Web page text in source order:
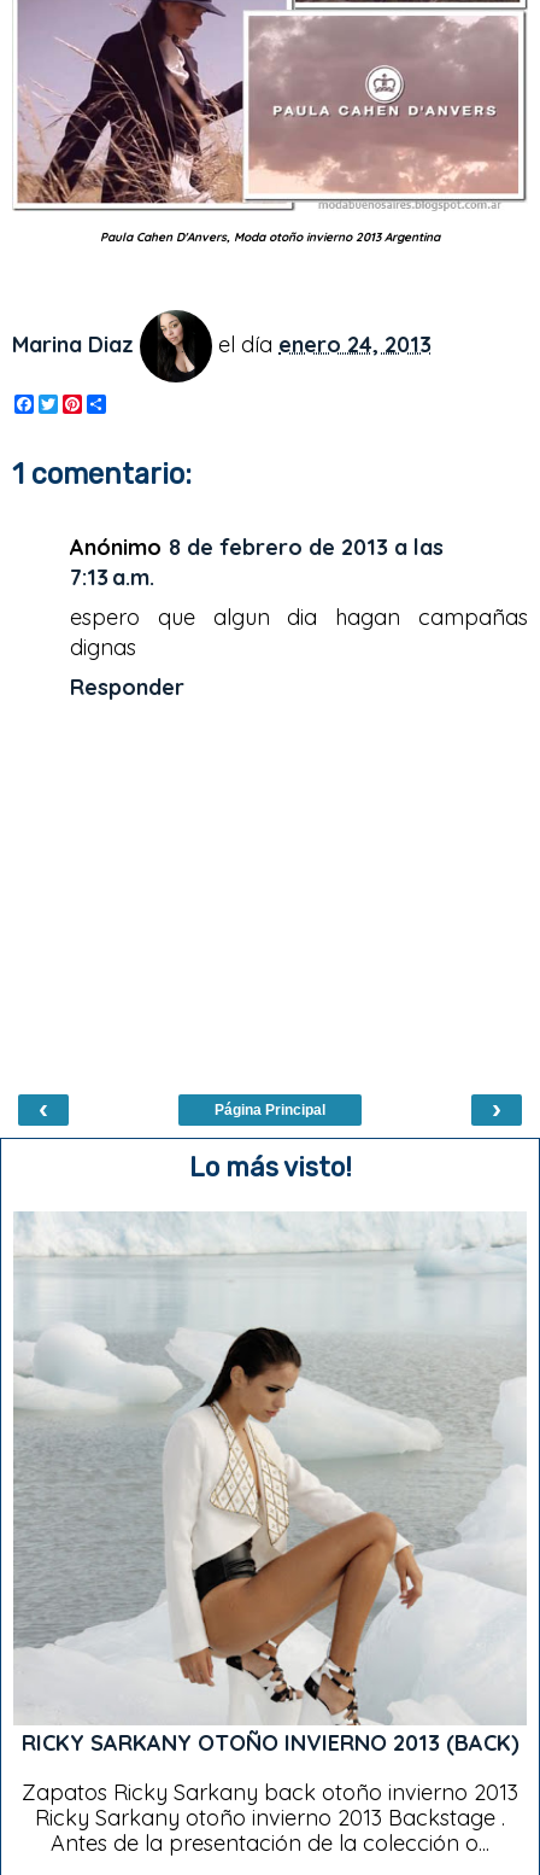
Paula Cahen D'Anvers, Moda otoño invierno 2013 Argentina
Marina Diaz el día enero 24, 2013
F
a
e
b
T
w
t
t
P
t
e
s
t
r
e
1 comentario:
Anónimo 8 de febrero de 2013 a las
7:13 a.m.
espero que algun dia hagan campañas
dignas
Responder
‹ ›
Página Principal
Lo más visto!
RICKY SARKANY OTOÑO INVIERNO 2013 (BACK)
Zapatos Ricky Sarkany back otoño invierno 2013
Ricky Sarkany otoño invierno 2013 Backstage .
Antes de la presentación de la colección o...